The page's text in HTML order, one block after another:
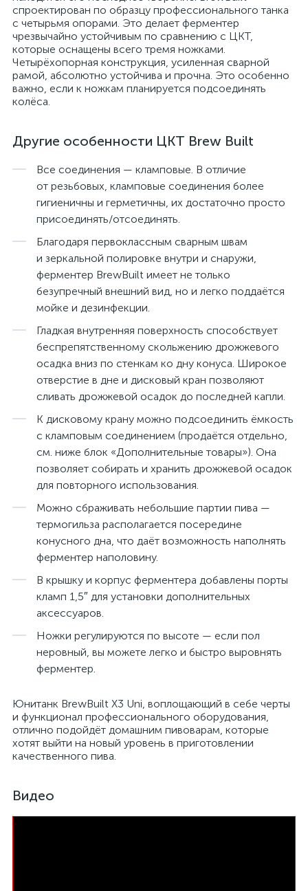
спроектирован по образцу профессионального танка
с четырьмя опорами. Это делает ферментер
чрезвычайно устойчивым по сравнению с ЦКТ,
которые оснащены всего тремя ножками.
Четырёхопорная конструкция, усиленная сварной
рамой, абсолютно устойчива и прочна. Это особенно
важно, если к ножкам планируется подсоединять
колёса.
Другие особенности ЦКТ Brew Built
Все соединения — кламповые. В отличие
от резьбовых, кламповые соединения более
гигиеничны и герметичны, их достаточно просто
присоединять/отсоединять.
Благодаря первоклассным сварным швам
и зеркальной полировке внутри и снаружи,
ферментер BrewBuilt имеет не только
безупречный внешний вид, но и легко поддаётся
мойке и дезинфекции.
Гладкая внутренняя поверхность способствует
беспрепятственному скольжению дрожжевого
осадка вниз по стенкам ко дну конуса. Широкое
отверстие в дне и дисковый кран позволяют
сливать дрожжевой осадок до последней капли.
К дисковому крану можно подсоединить ёмкость
с кламповым соединением (продаётся отдельно,
см. ниже блок «Дополнительные товары»). Она
позволяет собирать и хранить дрожжевой осадок
для повторного использования.
Можно сбраживать небольшие партии пива —
термогильза располагается посередине
конусного дна, что даёт возможность наполнять
ферментер наполовину.
В крышку и корпус ферментера добавлены порты
кламп 1,5″ для установки дополнительных
аксессуаров.
Ножки регулируются по высоте — если пол
неровный, вы можете легко и быстро выровнять
ферментер.
Юнитанк BrewBuilt X3 Uni, воплощающий в себе черты
и функционал профессионального оборудования,
отлично подойдёт домашним пивоварам, которые
хотят выйти на новый уровень в приготовлении
качественного пива.
Видео